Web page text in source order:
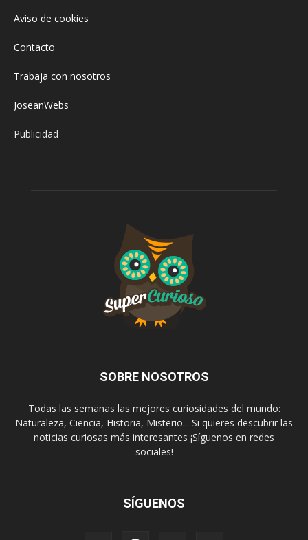
Aviso de cookies
Contacto
Trabaja con nosotros
JoseanWebs
Publicidad
SOBRE NOSOTROS
Todas las semanas las mejores curiosidades del mundo:
Naturaleza, Ciencia, Historia, Misterio... Si quieres descubrir las
noticias curiosas más interesantes ¡Síguenos en redes
sociales!
SÍGUENOS